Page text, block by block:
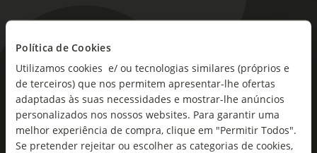
Política de Cookies
Utilizamos cookies e/ ou tecnologias similares (próprios e
de terceiros) que nos permitem apresentar-lhe ofertas
adaptadas às suas necessidades e mostrar-lhe anúncios
personalizados nos nossos websites. Para garantir uma
melhor experiência de compra, clique em "Permitir Todos".
Se pretender rejeitar ou escolher as categorias de cookies,
As novidades mais frescas no
seu e-mail!
Subscreva e descubra campanhas exclusivas,
ofertas e novidades para si.